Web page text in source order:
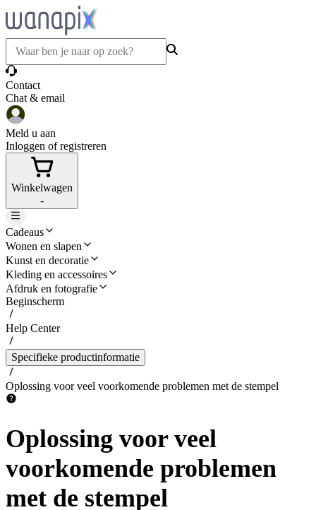
Contact
Chat & email
Meld u aan
Inloggen of registreren
Winkelwagen
-
Cadeaus
Wonen en slapen
Kunst en decoratie
Kleding en accessoires
Afdruk en fotografie
Beginscherm
Help Center
Specifieke productinformatie
Oplossing voor veel voorkomende problemen met de stempel
Oplossing voor veel
voorkomende problemen
met de stempel